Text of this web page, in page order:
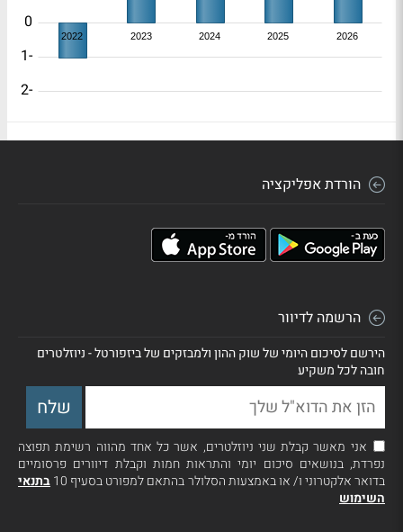
2022 2023 2024 2025 2026
-2
-1
0
הורדת אפליקציה
הרשמה לדיוור
הירשם לסיכום היומי של שוק ההון ולמבזקים של ביזפורטל - ניוזלטרים
חובה לכל משקיע
אני מאשר קבלת שני ניוזלטרים, אשר כל אחד מהווה רשימת תפוצה
נפרדת, בנושאים סיכום יומי והתראות חמות וקבלת דיוורים פרסומיים
בדואר אלקטרוני ו/ או באמצעות הסלולר בהתאם למפורט בסעיף 10
בתנאי
השימוש